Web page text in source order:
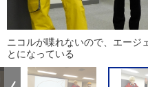
ニコルが喋れないので、エージ
とになっている